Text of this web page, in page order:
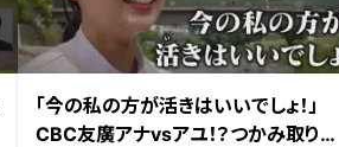
「今の私の方が活きはいいでしょ！」
CBC友廣アナvsアユ！？つかみ取りリ